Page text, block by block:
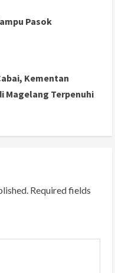
Pasok
Kementan
Magelang Terpenuhi
Required fields